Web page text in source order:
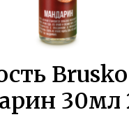
Brusko
30мл